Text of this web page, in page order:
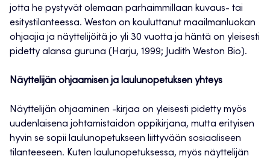
jotta he pystyvät olemaan parhaimmillaan kuvaus- tai
esitystilanteessa. Weston on kouluttanut maailmanluokan
ohjaajia ja näyttelijöitä jo yli 30 vuotta ja häntä on yleisesti
pidetty alansa guruna (Harju, 1999; Judith Weston Bio).
Näyttelijän ohjaamisen ja laulunopetuksen yhteys
Näyttelijän ohjaaminen -kirjaa on yleisesti pidetty myös
uudenlaisena johtamistaidon oppikirjana, mutta erityisen
hyvin se sopii laulunopetukseen liittyvään sosiaaliseen
tilanteeseen. Kuten laulunopetuksessa, myös näyttelijän